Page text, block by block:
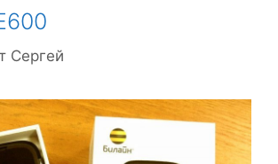
Сергей